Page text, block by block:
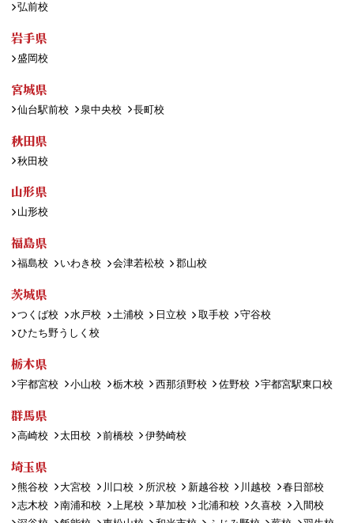
弘前校
岩手県
盛岡校
宮城県
仙台駅前校 泉中央校 長町校
秋田県
秋田校
山形県
山形校
福島県
福島校 いわき校 会津若松校 郡山校
茨城県
つくば校 水戸校 土浦校 日立校 取手校
守谷校
ひたち野うしく校
栃木県
宇都宮校 小山校 栃木校 西那須野校 佐野校 宇都宮駅東口校
群馬県
高崎校 太田校 前橋校 伊勢崎校
埼玉県
熊谷校 大宮校 川口校 所沢校 新越谷校 川越校
春日部校
志木校
南浦和校 上尾校 草加校 北浦和校 久喜校
入間校